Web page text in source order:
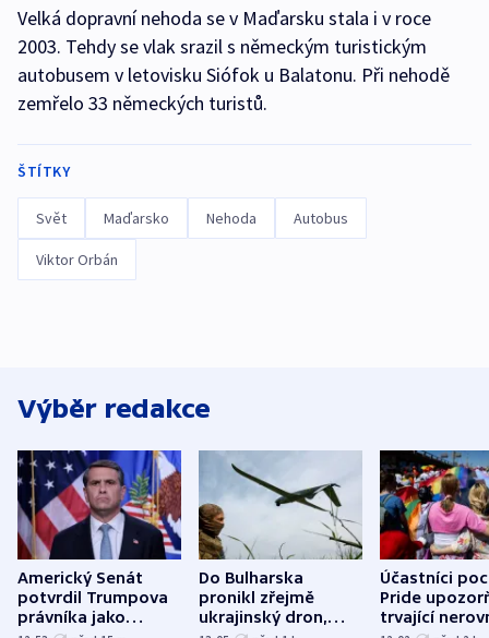
Velká dopravní nehoda se v Maďarsku stala i v roce
2003. Tehdy se vlak srazil s německým turistickým
autobusem v letovisku Siófok u Balatonu. Při nehodě
zemřelo 33 německých turistů.
ŠTÍTKY
Svět Maďarsko Nehoda Autobus
Viktor Orbán
Výběr redakce
Americký Senát
potvrdil Trumpova
právníka jako
Do Bulharska
pronikl zřejmě
ukrajinský dron,
Účastníci
Pride
trvající